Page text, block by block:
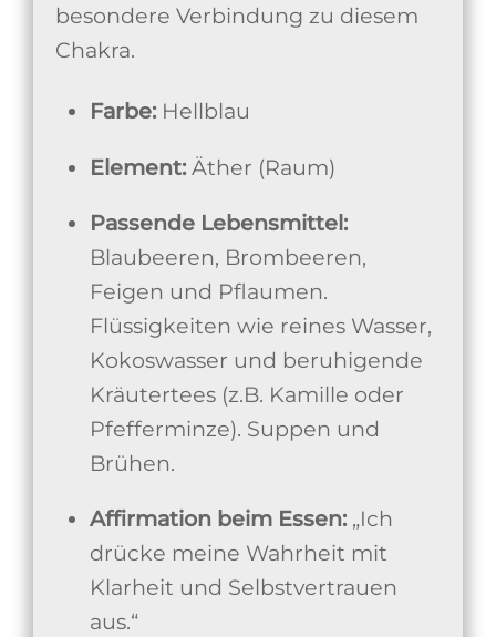
besondere Verbindung zu diesem
Chakra.
Farbe:Hellblau
Element:Äther (Raum)
Passende Lebensmittel:
Blaubeeren, Brombeeren,
Feigen und Pflaumen.
Flüssigkeiten wie reines Wasser,
Kokoswasser und beruhigende
Kräutertees (z.B. Kamille oder
Pfefferminze). Suppen und
Brühen.
Affirmation beim Essen:„Ich
drücke meine Wahrheit mit
Klarheit und Selbstvertrauen
aus.“